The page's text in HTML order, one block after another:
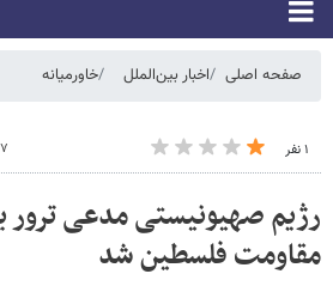
صفحه اصلی اخبار بین‌الملل خاورمیانه
۱ نفر ۲۷
رژیم صهیونیستی مدعی ترور
مقاومت فلسطین شد